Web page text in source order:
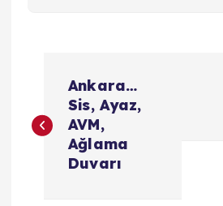
a
Ankara…
Sis, Ayaz,
AVM,
Ağlama
Duvarı